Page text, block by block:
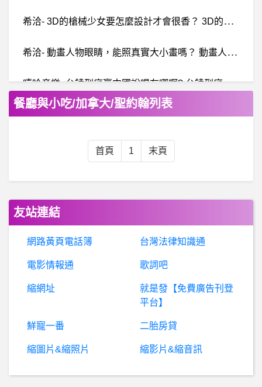
希
洽- 3D的槍械少女要怎麼設計才會很香？ 3D的槍械少女要怎麼設計才會很香？
希
洽- 動畫人物眼睛，能照真實大小畫嗎？ 動畫人物眼睛，能照真實大小畫嗎？
嘻
哈音樂- 台饒到底贏中國說唱在哪啊? 台饒到底贏中國說唱在哪啊?
詐
騙爆料：被HTFX詐騙怎麼辦？HTFX是詐騙平台，HTFX是詐騙黑平台，揭秘HTFX詐騙手法
BaseballXXXX- 砲哥 砲哥
家庭板- 孝親費及平時花費
棒球- 邦邦還有什麼可以鬥 邦邦還有什麼可以鬥
餐廳與小吃/加拿大/聖約翰列表
首頁 1 末頁
友站連結
網路黃頁電話簿 台灣法律知識通
電影情報通 歌詞吧
縮網址
就是發【免費廣告刊登
平台】
鮮寵一番 二胎房貸
縮圖片&縮照片 縮影片&縮音訊